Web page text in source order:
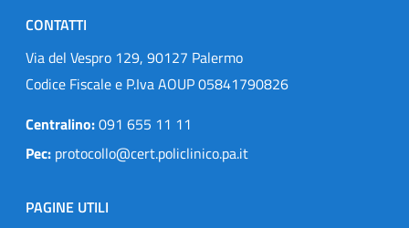
CONTATTI
Via del Vespro 129, 90127 Palermo
Codice Fiscale e P.Iva AOUP 05841790826
Centralino:091 655 11 11
Pec: protocollo@cert.policlinico.pa.it
PAGINE UTILI